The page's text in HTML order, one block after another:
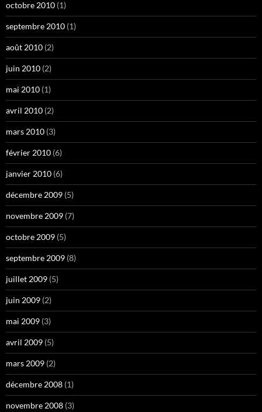
octobre 2010 (1)
septembre 2010 (1)
août 2010 (2)
juin 2010 (2)
mai 2010 (1)
avril 2010 (2)
mars 2010 (3)
février 2010 (6)
janvier 2010 (6)
décembre 2009 (5)
novembre 2009 (7)
octobre 2009 (5)
septembre 2009 (8)
juillet 2009 (5)
juin 2009 (2)
mai 2009 (3)
avril 2009 (5)
mars 2009 (2)
décembre 2008 (1)
novembre 2008 (3)